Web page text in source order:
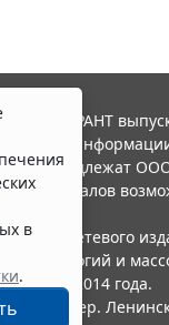
в
.
ГАРАНТ
принадлежат
материалов
сетевого
технологий и
июня 2014 года.
тер.